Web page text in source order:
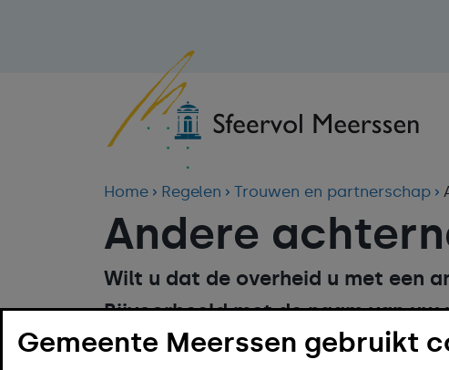
Home Regelen Trouwen en partnerschap
Andere
Wilt u dat de overheid u met een
Bijvoorbeeld met de naam van
meisjesnaam? Dit vraagt u online
Gemeente Meerssen gebruikt